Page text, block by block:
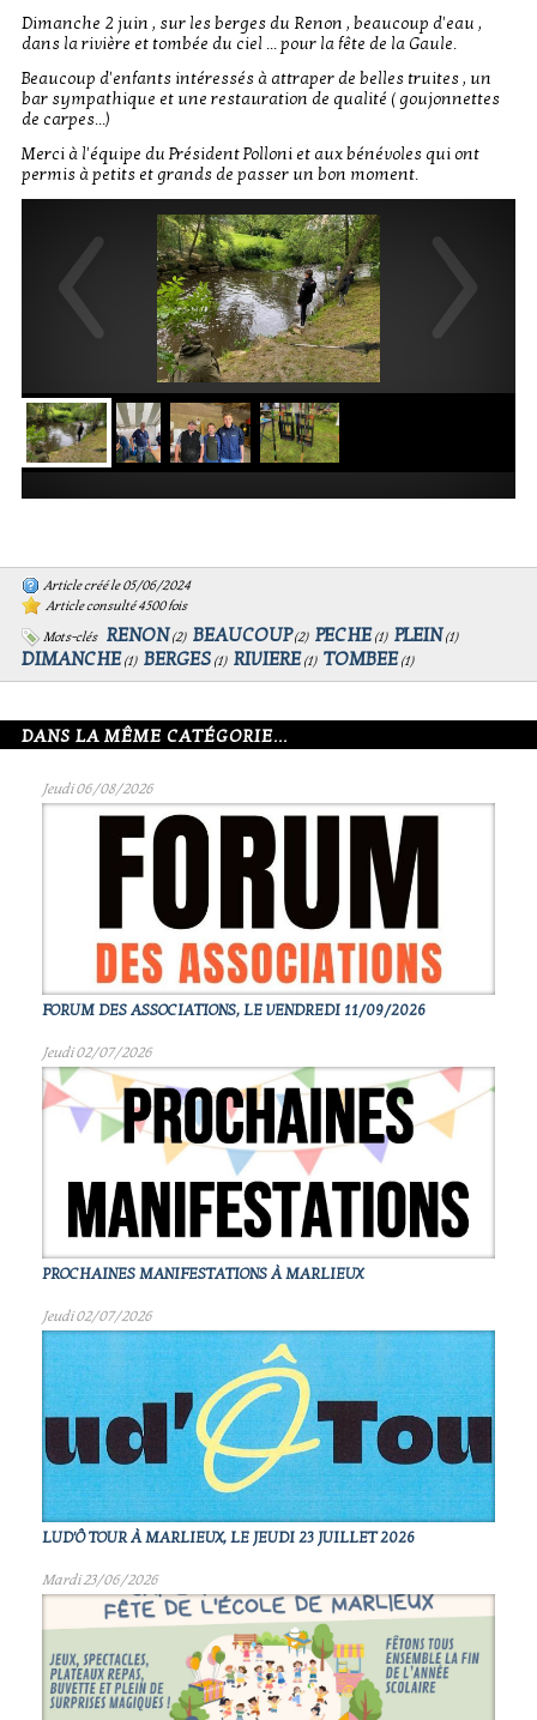
Dimanche 2 juin , sur les berges du Renon , beaucoup d'eau ,
dans la rivière et tombée du ciel ... pour la fête de la Gaule.
Beaucoup d'enfants intéressés à attraper de belles truites , un
bar sympathique et une restauration de qualité ( goujonnettes
de carpes...)
Merci à l'équipe du Président Polloni et aux bénévoles qui ont
permis à petits et grands de passer un bon moment.
Article créé le 05/06/2024
Article consulté 4500 fois
Mots-clés
RENON (2) BEAUCOUP(2) PECHE (1) PLEIN (1)
DIMANCHE (1) BERGES (1) RIVIERE (1) TOMBEE (1)
DANS LA MÊME CATÉGORIE...
Jeudi 06/08/2026
FORUM DES ASSOCIATIONS, LE VENDREDI 11/09/2026
Jeudi 02/07/2026
PROCHAINES MANIFESTATIONS À MARLIEUX
Jeudi 02/07/2026
LUD'Ô TOUR À MARLIEUX, LE JEUDI 23 JUILLET 2026
Mardi 23/06/2026